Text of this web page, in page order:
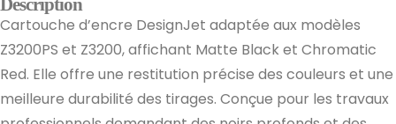
Cartouche d’encre DesignJet adaptée aux modèles
Z3200PS et Z3200, affichant Matte Black et Chromatic
Red. Elle offre une restitution précise des couleurs et une
meilleure durabilité des tirages. Conçue pour les travaux